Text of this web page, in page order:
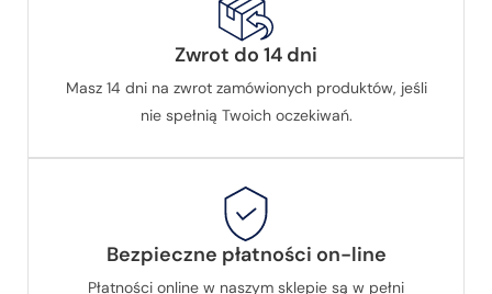
Zwrot do 14 dni
Masz 14 dni na zwrot zamówionych produktów, jeśli
nie spełnią Twoich oczekiwań.
Bezpieczne płatności on-line
Płatności online w naszym sklepie są w pełni